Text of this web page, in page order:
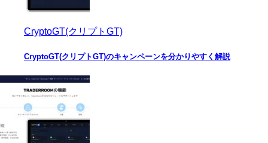
CryptoGT(クリプトGT)
CryptoGT(クリプトGT)のキャンペーンを分かりやすく解説